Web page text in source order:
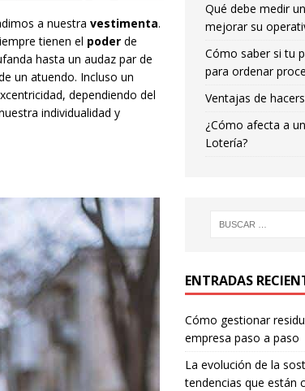
a nuestra vestimenta.
tienen el poder de
hasta un audaz par de
un atuendo. Incluso un
dependiendo del
individualidad y
Qué debe medir
mejorar su
Cómo saber si tu
para ordenar
Ventajas de
¿Cómo afecta a
Lotería?
ENTRADAS
Cómo gestionar
empresa paso a paso
La evolución de la
tendencias que están